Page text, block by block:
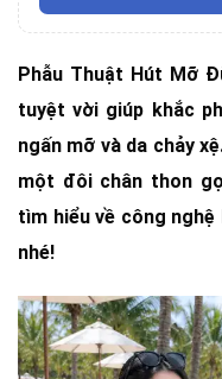
Phẫu Thuật Hút Mỡ
tuyệt vời giúp khắc
ngấn mỡ và da chảy
một đôi chân thon
tìm hiểu về công nghệ
nhé!